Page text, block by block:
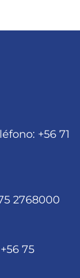
+56 71
2768000
75